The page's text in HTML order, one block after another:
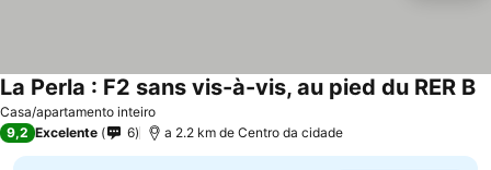
Casa/apartamento inteiro
La Perla : F2 sans vis-à-vis, au pied du RER B
9,2 Excelente 6 a 2.2 km de Centro da cidade